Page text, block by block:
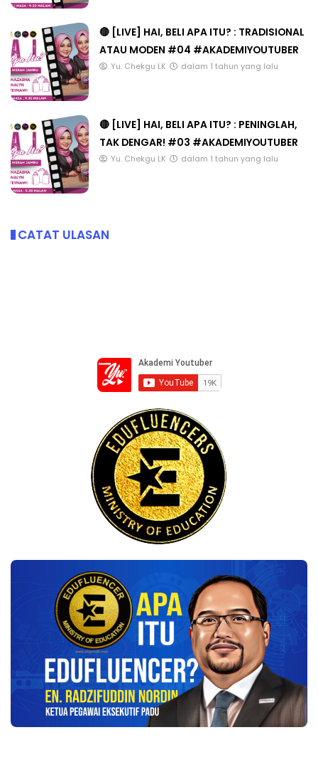
🔴 [LIVE] HAI, BELI APA ITU? : TRADISIONAL
ATAU MODEN #04 #AKADEMIYOUTUBER
Yu. Chekgu LK dalam 1 tahun yang lalu
🔴 [LIVE] HAI, BELI APA ITU? : PENINGLAH,
TAK DENGAR! #03 #AKADEMIYOUTUBER
Yu. Chekgu LK dalam 1 tahun yang lalu
CATAT ULASAN